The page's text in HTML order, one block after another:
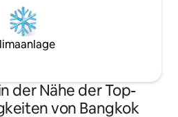
der Nähe der Top-
von Bangkok